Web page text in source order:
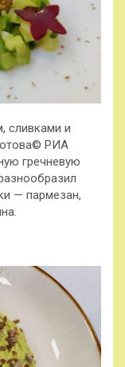
сливками и
РИА
гречневую
— пармезан,